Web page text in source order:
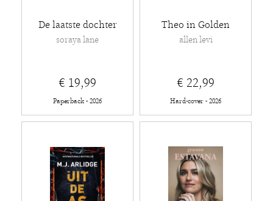
De laatste dochter
soraya lane
€ 19,99
Paperback - 2026
Theo in Golden
allen levi
€ 22,99
Hard-cover - 2026